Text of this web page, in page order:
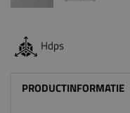
Hdps
PRODUCTINFORMATIE